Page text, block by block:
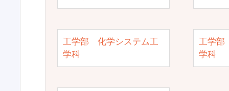
工学部 化学システム工
学科
工学部
学科